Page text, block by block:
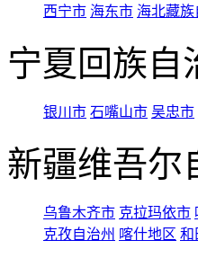
西宁市 海东市 海北藏族
宁夏回族自
银川市 石嘴山市 吴忠市
新疆维吾尔
乌鲁木齐市 克拉玛依市
克孜自治州 喀什地区 和